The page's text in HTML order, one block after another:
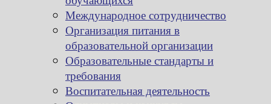
Международное сотрудничество
Организация питания в
образовательной организации
Образовательные стандарты и
требования
Воспитательная деятельность